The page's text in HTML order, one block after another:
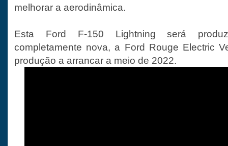
melhorar a aerodinâmica.
Esta Ford F-150 Lightning será
completamente nova, a Ford Rouge Electric
produção a arrancar a meio de 2022.